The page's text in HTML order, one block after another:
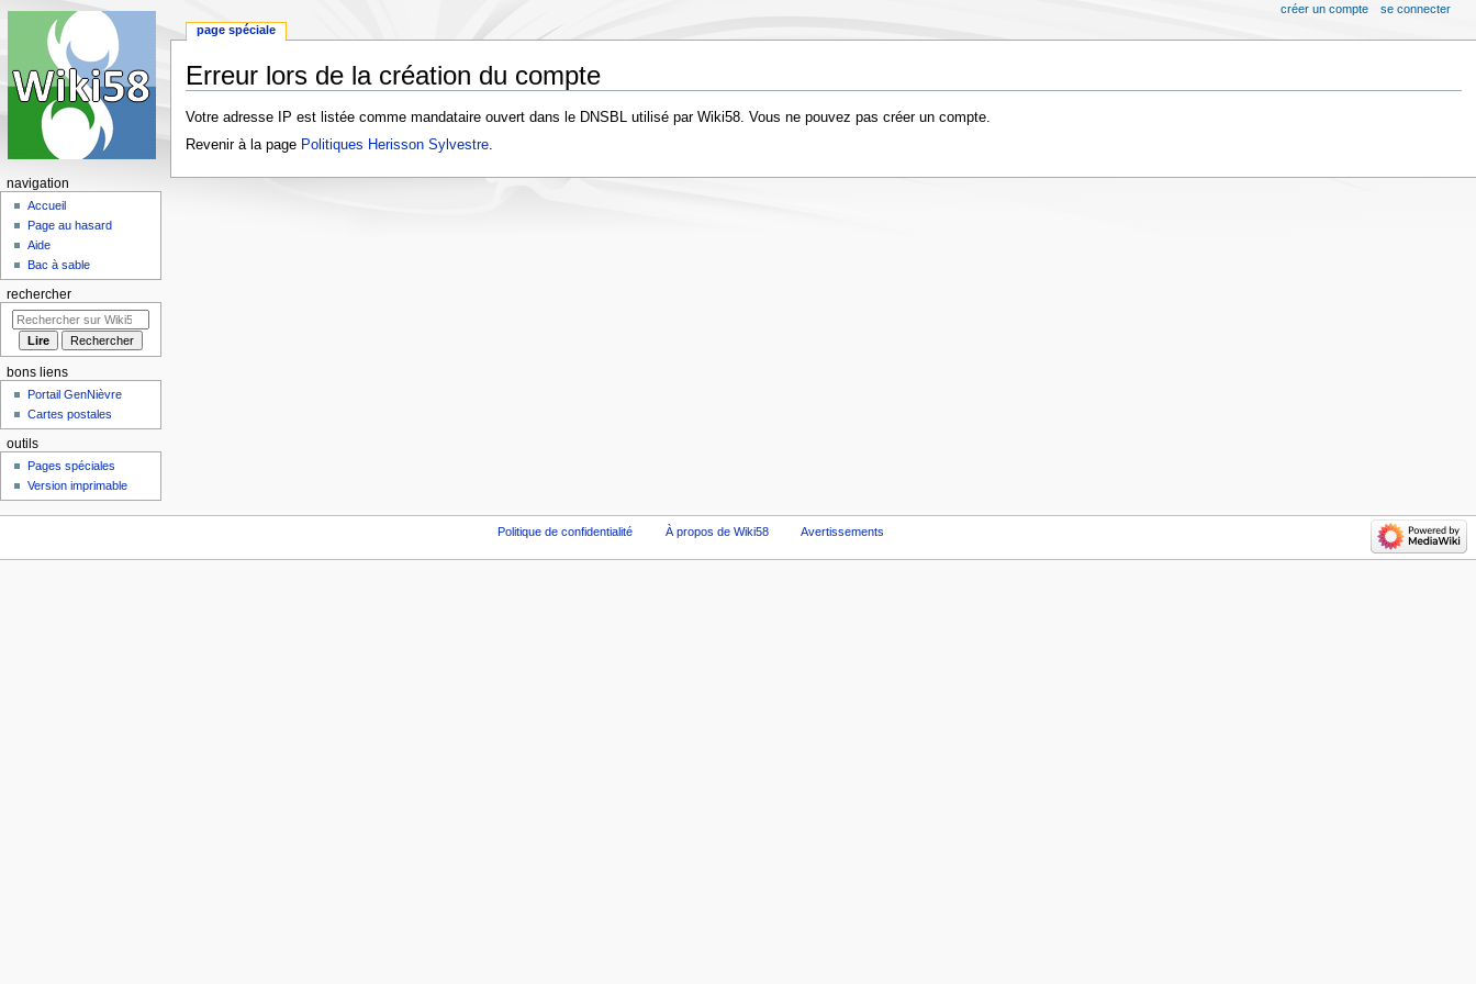
Erreur lors de la création du compte
Aller
à
navigation
Aller
à
recherche
Votre adresse IP est listée comme mandataire ouvert dans le DNSBL utilisé par Wiki58. Vous ne pouvez pas créer un compte.
Revenir à la page Politiques Herisson Sylvestre.
page spéciale
créer un compte se connecter
navigation
Accueil
Page au hasard
Aide
Bac à sable
rechercher
bons liens
Portail GenNièvre
Cartes postales
outils
Pages spéciales
Version imprimable
Politique de confidentialité À propos de Wiki58 Avertissements